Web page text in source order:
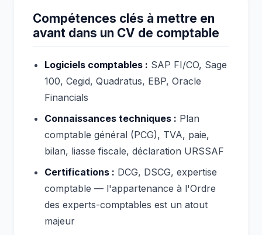
Compétences clés à mettre en
avant dans un CV de comptable
Logiciels comptables : SAP FI/CO, Sage
100, Cegid, Quadratus, EBP, Oracle
Financials
Connaissances techniques : Plan
comptable général (PCG), TVA, paie,
bilan, liasse fiscale, déclaration URSSAF
Certifications : DCG, DSCG, expertise
comptable — l'appartenance à l'Ordre
des experts-comptables est un atout
majeur